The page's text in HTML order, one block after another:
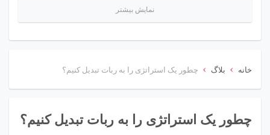
نمایش بیشتر
خانه › بلاگ › چطور یک استراتژی را به ربات تبدیل کنیم؟
چطور یک استراتژی را به ربات تبدیل کنیم؟